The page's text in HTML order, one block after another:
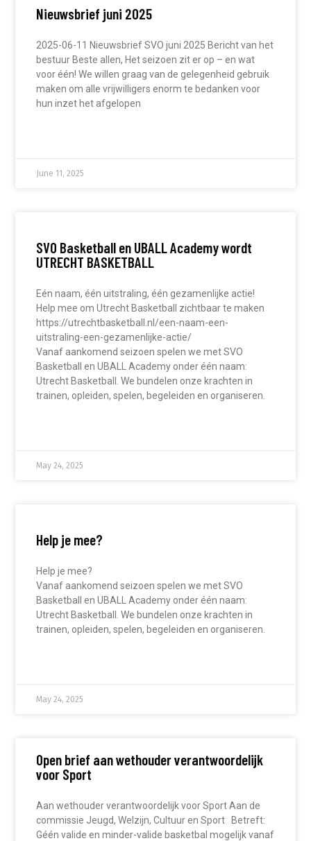
Nieuwsbrief juni 2025
2025-06-11 Nieuwsbrief SVO juni 2025 Bericht van het
bestuur Beste allen, Het seizoen zit er op – en wat
voor één! We willen graag van de gelegenheid gebruik
maken om alle vrijwilligers enorm te bedanken voor
hun inzet het afgelopen
June 11, 2025
SVO Basketball en UBALL Academy wordt
UTRECHT BASKETBALL
Eén naam, één uitstraling, één gezamenlijke actie!
Help mee om Utrecht Basketball zichtbaar te maken
https://utrechtbasketball.nl/een-naam-een-
uitstraling-een-gezamenlijke-actie/
Vanaf aankomend seizoen spelen we met SVO
Basketball en UBALL Academy onder één naam:
Utrecht Basketball. We bundelen onze krachten in
trainen, opleiden, spelen, begeleiden en organiseren.
May 24, 2025
Help je mee?
Help je mee?
Vanaf aankomend seizoen spelen we met SVO
Basketball en UBALL Academy onder één naam:
Utrecht Basketball. We bundelen onze krachten in
trainen, opleiden, spelen, begeleiden en organiseren.
May 24, 2025
Open brief aan wethouder verantwoordelijk
voor Sport
Aan wethouder verantwoordelijk voor Sport Aan de
commissie Jeugd, Welzijn, Cultuur en Sport Betreft:
Géén valide en minder-valide basketbal mogelijk vanaf